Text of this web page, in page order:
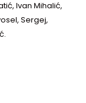
Ivan Mihalić,
Sergej,